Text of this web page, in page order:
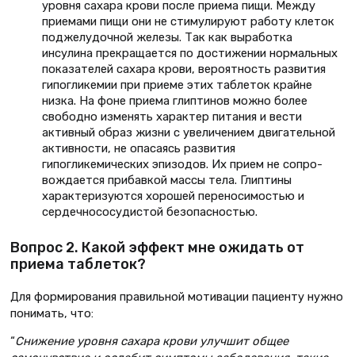
уров­ня сахара крови после приема пищи. Между
приемами пищи они не сти­мулируют работу клеток
поджелу­дочной железы. Так как выработка
инсулина прекращается по достиже­нии нормальных
показателей сахара крови, вероятность развития
гипо­гликемии при приеме этих табле­ток крайне
низка. На фоне приема глиптинов можно более
свободно изменять характер питания и вести
активный образ жизни с увеличе­нием двигательной
активности, не опасаясь развития
гипогликемических эпизодов. Их прием не сопро­
вождается прибавкой массы тела. Глиптины
характеризуются хоро­шей переносимостью и
сердечно­сосудистой безопасностью.
Вопрос 2. Какой эффект мне ожидать от
приема таблеток?
Для формирования правильной мотивации пациенту нужно
пони­мать, что:
“Снижение уровня сахара крови улуч­шит общее